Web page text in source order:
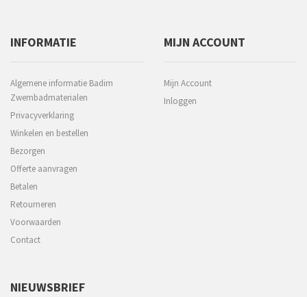
INFORMATIE
Algemene informatie Badim
Zwembadmaterialen
Privacyverklaring
Winkelen en bestellen
Bezorgen
Offerte aanvragen
Betalen
Retourneren
Voorwaarden
Contact
MIJN ACCOUNT
Mijn Account
Inloggen
NIEUWSBRIEF